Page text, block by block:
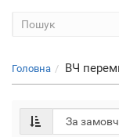
Головна ВЧ